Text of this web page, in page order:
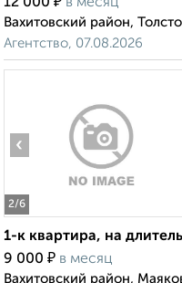
12 000
в месяц
Вахитовский район,
Агентство, 07.08.2026
2/6
‹
1-к квартира, на
9 000 ₽ в месяц
Вахитовский район,